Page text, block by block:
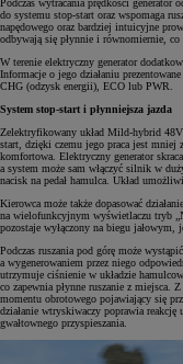
Podczas wytracania prędkości generator
do systemu stop-start oraz wspomaga
napędowego oraz bardziej intuicyjne
odbywają się płynnie i równomiernie, co
W terenie elektryczny generator
Informacje o jego działaniu
CHG (odzysk energii), ECO lub PWR.
System stop-start i płynniejsza jazda
Zelektryfikowany układ Mild-hybrid 48V
start, dzięki czemu jego praca jest mniej
komfortowa. Elektryczny generator
a system może sam włączyć silnik w
nacisk na pedał hamulca. Układ
Kierowca może także dopasować
na wielofunkcyjnym wyświetlaczu tryb
pozostaje wyłączony na biegu jałowym,
Podczas ruszania pod górę może
a wygenerowaniem przez niego
utrzymuje ciśnienie w układzie
co zapewnia płynne ruszanie z miejsca.
momentu obrotowego pojawiający się
działanie wtryskiwaczy poprawia reakcję
gwałtownego przyspieszania.